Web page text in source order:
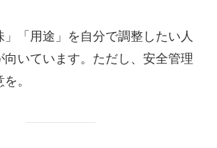
」「用途」を自分で調整したい人
向いています。ただし、安全管理
。